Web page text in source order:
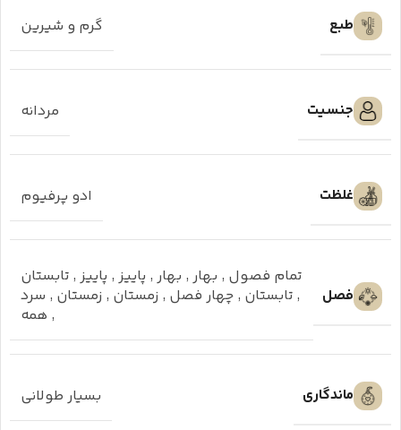
طبع گرم و شیرین
جنسیت مردانه
غلظت ادو پرفیوم
فصل
تمام فصول , بهار , بهار , پاییز , پاییز , تابستان
, تابستان , چهار فصل , زمستان , زمستان , سرد
, همه
ماندگاری بسیار طولانی